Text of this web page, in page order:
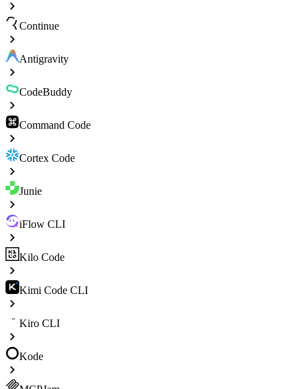
Continue
Antigravity
CodeBuddy
Command Code
Cortex Code
Junie
iFlow CLI
Kilo Code
Kimi Code CLI
Kiro CLI
Kode